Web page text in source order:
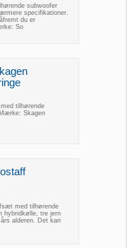
subwoofer
specifikationer.
du er
So
tilhørende
Skagen
med tilhørende
hybridkølle, tre jern
alderen. Det kan